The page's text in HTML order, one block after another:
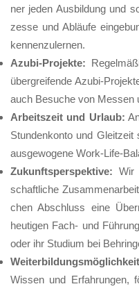
ner je­den Aus­bil­dung und
zes­se und Ab­läu­fe
ken­nen­zu­ler­nen.
Azu­bi-Pro­jek­te:
über­grei­fen­de Azu­bi-
auch Be­su­che von Mes­sen
Ar­beits­zeit und Ur­laub:
Stun­den­kon­to und
aus­ge­wo­ge­ne Work-Life-
Zu­kunfts­per­spek­ti­ve: Wir
schaft­li­che
chen Ab­schluss ei­ne
heu­ti­gen Fach- und
oder ihr Stu­di­um bei
Wis­sen und Er­fah­run­gen,